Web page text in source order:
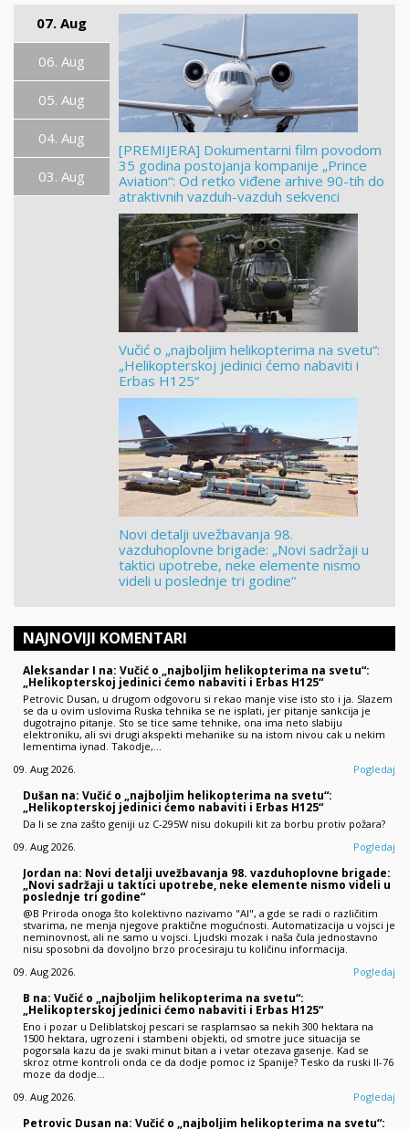
07. Aug
06. Aug
05. Aug
04. Aug
03. Aug
[PREMIJERA] Dokumentarni film povodom
35 godina postojanja kompanije „Prince
Aviation“: Od retko viđene arhive 90-tih do
atraktivnih vazduh-vazduh sekvenci
Vučić o „najboljim helikopterima na svetu“:
„Helikopterskoj jedinici ćemo nabaviti i
Erbas H125“
Novi detalji uvežbavanja 98.
vazduhoplovne brigade: „Novi sadržaji u
taktici upotrebe, neke elemente nismo
videli u poslednje tri godine“
NAJNOVIJI KOMENTARI
Aleksandar I na: Vučić o „najboljim helikopterima na svetu“:
„Helikopterskoj jedinici ćemo nabaviti i Erbas H125“
Petrovic Dusan, u drugom odgovoru si rekao manje vise isto sto i ja. Slazem
se da u ovim uslovima Ruska tehnika se ne isplati, jer pitanje sankcija je
dugotrajno pitanje. Sto se tice same tehnike, ona ima neto slabiju
elektroniku, ali svi drugi akspekti mehanike su na istom nivou cak u nekim
lementima iynad. Takodje,…
09. Aug 2026.
Pogledaj
Dušan na: Vučić o „najboljim helikopterima na svetu“:
„Helikopterskoj jedinici ćemo nabaviti i Erbas H125“
Da li se zna zašto geniji uz C-295W nisu dokupili kit za borbu protiv požara?
09. Aug 2026.
Pogledaj
Jordan na: Novi detalji uvežbavanja 98. vazduhoplovne brigade:
„Novi sadržaji u taktici upotrebe, neke elemente nismo videli u
poslednje tri godine“
@B Priroda onoga što kolektivno nazivamo "AI", a gde se radi o različitim
stvarima, ne menja njegove praktične mogućnosti. Automatizacija u vojsci je
neminovnost, ali ne samo u vojsci. Ljudski mozak i naša čula jednostavno
nisu sposobni da dovoljno brzo procesiraju tu količinu informacija.
09. Aug 2026.
Pogledaj
B na: Vučić o „najboljim helikopterima na svetu“:
„Helikopterskoj jedinici ćemo nabaviti i Erbas H125“
Eno i pozar u Deliblatskoj pescari se rasplamsao sa nekih 300 hektara na
1500 hektara, ugrozeni i stambeni objekti, od smotre juce situacija se
pogorsala kazu da je svaki minut bitan a i vetar otezava gasenje. Kad se
skroz otme kontroli onda ce da dodje pomoc iz Spanije? Tesko da ruski Il-76
moze da dodje…
09. Aug 2026.
Pogledaj
Petrovic Dusan na: Vučić o „najboljim helikopterima na svetu“: